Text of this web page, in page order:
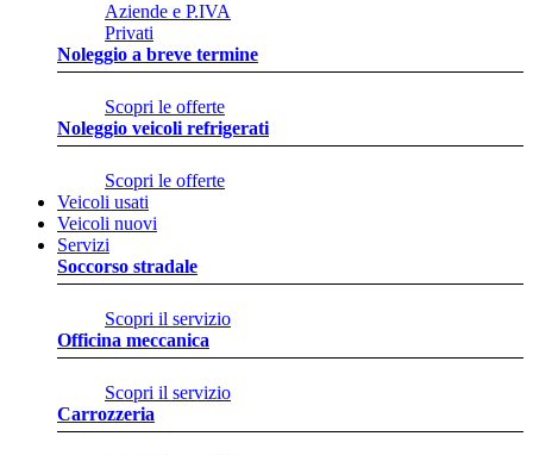
Aziende e P.IVA
Privati
Noleggio a breve termine
Scopri le offerte
Noleggio veicoli refrigerati
Scopri le offerte
Veicoli usati
Veicoli nuovi
Servizi
Soccorso stradale
Scopri il servizio
Officina meccanica
Scopri il servizio
Carrozzeria